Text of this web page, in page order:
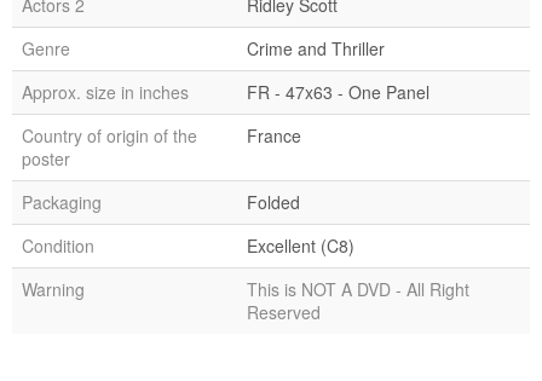
Genre
Crime and Thriller
Approx. size in inches
FR - 47x63 - One Panel
Country of origin of the
poster
France
Packaging
Folded
Condition
Excellent (C8)
Warning
This is NOT A DVD - All Right
Reserved